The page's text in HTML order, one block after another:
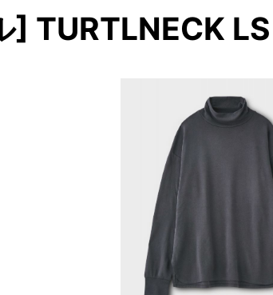
TURTLNECK